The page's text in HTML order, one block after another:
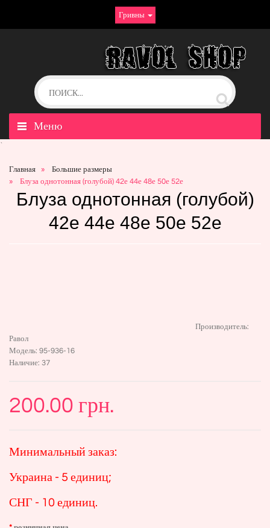
Гривны
Меню
`
Главная
Большие размеры
Блуза однотонная (голубой) 42е 44е 48е 50е 52е
Блуза однотонная (голубой)
42е 44е 48е 50е 52е
Производитель:
Равол
Модель: 95-936-16
Наличие: 37
200.00 грн.
Минимальный заказ:
Украина - 5 единиц;
СНГ - 10 единиц.